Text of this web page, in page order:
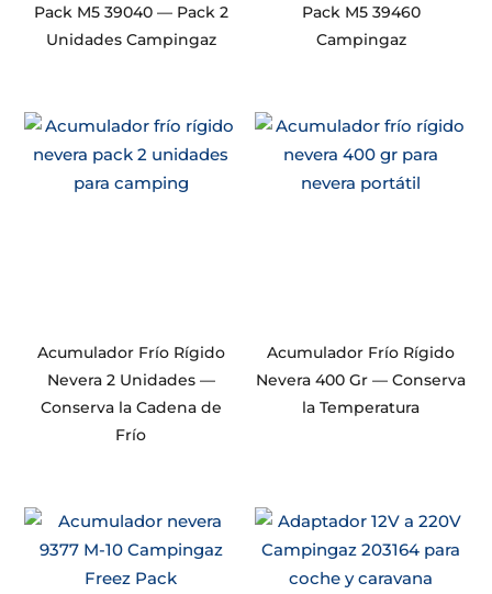
Pack M5 39040 — Pack 2
Unidades Campingaz
Pack M5 39460
Campingaz
Acumulador Frío Rígido
Nevera 2 Unidades —
Conserva la Cadena de
Frío
Acumulador Frío Rígido
Nevera 400 Gr — Conserva
la Temperatura